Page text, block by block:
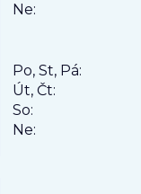
Ne:
Po, St, Pá:
Út, Čt:
So:
Ne: